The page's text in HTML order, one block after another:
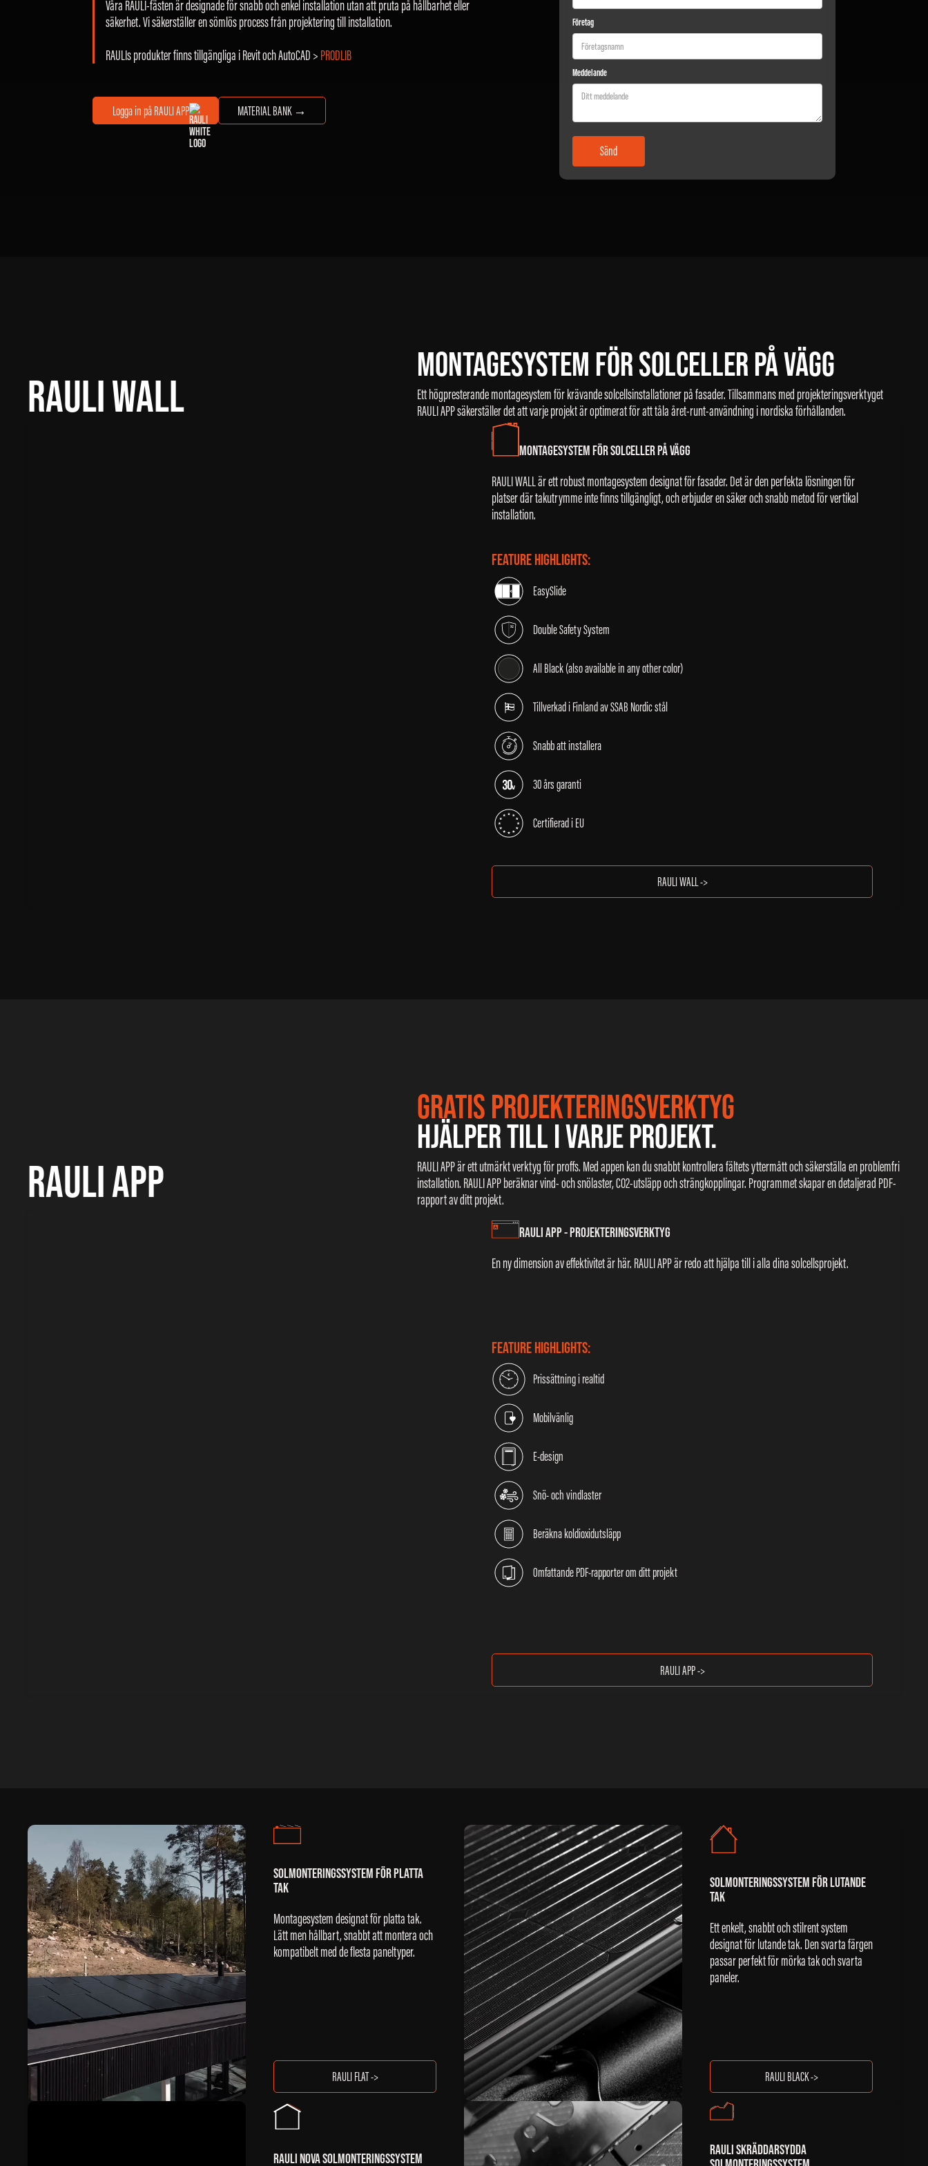
Våra RAULI-fästen är designade för snabb och enkel installation utan att pruta på hållbarhet eller
säkerhet. Vi säkerställer en sömlös process från projektering till installation.
RAULIs produkter finns tillgängliga i Revit och AutoCAD > PRODLIB
Logga in på RAULI APP MATERIAL BANK →
Företag
Meddelande
RAULI WALL
MONTAGESYSTEM FÖR SOLCELLER PÅ VÄGG
Ett högpresterande montagesystem för krävande solcellsinstallationer på fasader. Tillsammans med projekteringsverktyget
RAULI APP säkerställer det att varje projekt är optimerat för att tåla året-runt-användning i nordiska förhållanden.
MONTAGESYSTEM FÖR SOLCELLER PÅ VÄGG
RAULI WALL är ett robust montagesystem designat för fasader. Det är den perfekta lösningen för
platser där takutrymme inte finns tillgängligt, och erbjuder en säker och snabb metod för vertikal
installation.
FEATURE HIGHLIGHTS:
EasySlide
Double Safety System
All Black (also available in any other color)
Tillverkad i Finland av SSAB Nordic stål
Snabb att installera
30 års garanti
Certifierad i EU
RAULI WALL ->
RAULI APP
GRATIS PROJEKTERINGSVERKTYG
HJÄLPER TILL I VARJE PROJEKT.
RAULI APP är ett utmärkt verktyg för proffs. Med appen kan du snabbt kontrollera fältets yttermått och säkerställa en problemfri
installation. RAULI APP beräknar vind- och snölaster, CO2-utsläpp och strängkopplingar. Programmet skapar en detaljerad PDF-
rapport av ditt projekt.
RAULI APP - PROJEKTERINGSVERKTYG
En ny dimension av effektivitet är här. RAULI APP är redo att hjälpa till i alla dina solcellsprojekt.
FEATURE HIGHLIGHTS:
Prissättning i realtid
Mobilvänlig
E-design
Snö- och vindlaster
Beräkna koldioxidutsläpp
Omfattande PDF-rapporter om ditt projekt
RAULI APP ->
SOLMONTERINGSSYSTEM FÖR PLATTA
TAK
Montagesystem designat för platta tak.
Lätt men hållbart, snabbt att montera och
kompatibelt med de flesta paneltyper.
RAULI FLAT ->
SOLMONTERINGSSYSTEM FÖR LUTANDE
TAK
Ett enkelt, snabbt och stilrent system
designat för lutande tak. Den svarta färgen
passar perfekt för mörka tak och svarta
paneler.
RAULI BLACK ->
RAULI NOVA SOLMONTERINGSSYSTEM
RAULI SKRÄDDARSYDDA